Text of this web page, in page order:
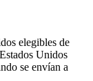
elegibles de
Unidos
se envían a